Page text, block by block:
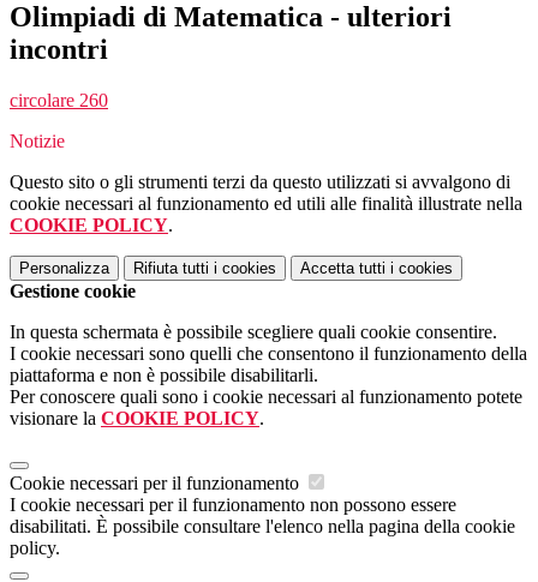
Olimpiadi di Matematica - ulteriori
incontri
circolare 260
Notizie
Questo sito o gli strumenti terzi da questo utilizzati si avvalgono di
cookie necessari al funzionamento ed utili alle finalità illustrate nella
COOKIE POLICY.
Personalizza Rifiuta tutti i cookies Accetta tutti i cookies
Gestione cookie
In questa schermata è possibile scegliere quali cookie consentire.
I cookie necessari sono quelli che consentono il funzionamento della
piattaforma e non è possibile disabilitarli.
Per conoscere quali sono i cookie necessari al funzionamento potete
visionare la COOKIE POLICY.
Cookie necessari per il funzionamento
I cookie necessari per il funzionamento non possono essere
disabilitati. È possibile consultare l'elenco nella pagina della cookie
policy.